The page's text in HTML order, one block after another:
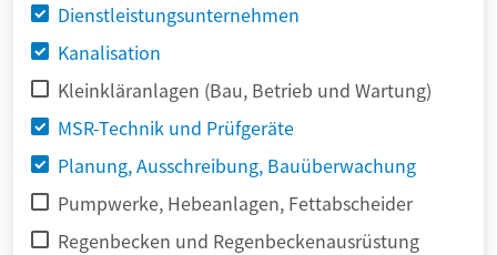
Dienstleistungsunternehmen
Kanalisation
Kleinkläranlagen (Bau, Betrieb und Wartung)
MSR-Technik und Prüfgeräte
Planung, Ausschreibung, Bauüberwachung
Pumpwerke, Hebeanlagen, Fettabscheider
Regenbecken und Regenbeckenausrüstung